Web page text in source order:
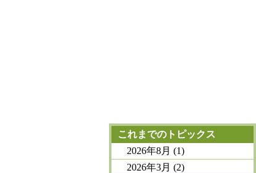
これまでのトピックス
2026年8月 (1)
2026年3月 (2)